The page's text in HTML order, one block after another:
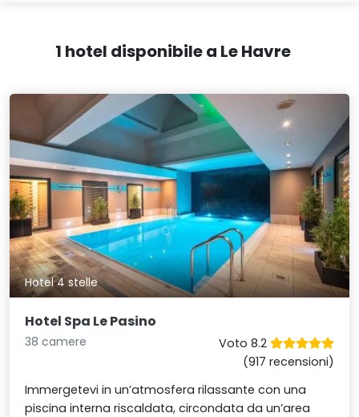
1 hotel disponibile a Le Havre
Hotel 4 stelle
Hotel Spa Le Pasino
38 camere
Voto 8.2
(917 recensioni)
Immergetevi in un’atmosfera rilassante con una
piscina interna riscaldata, circondata da un’area